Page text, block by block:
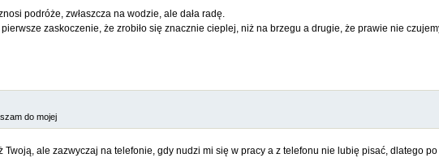
podróże, zwłaszcza na wodzie, ale dała radę.
pierwsze zaskoczenie, że zrobiło się znacznie cieplej, niż na brzegu a drugie, że prawie nie
do mojej
Twoją, ale zazwyczaj na telefonie, gdy nudzi mi się w pracy a z telefonu nie lubię pisać, dlatego